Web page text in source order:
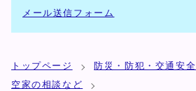
メール送信フォーム
トップページ
防災・防犯・交通安
空家の相談など